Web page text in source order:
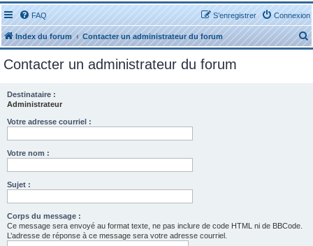
FAQ Connexion
S’enregistrer
Index du forum Contacter un administrateur du forum
e
Contacter un administrateur du forum
Destinataire :
Administrateur
Votre adresse courriel :
Votre nom :
Sujet :
Corps du message :
Ce message sera envoyé au format texte, ne pas inclure de code HTML ni de BBCode.
L’adresse de réponse à ce message sera votre adresse courriel.